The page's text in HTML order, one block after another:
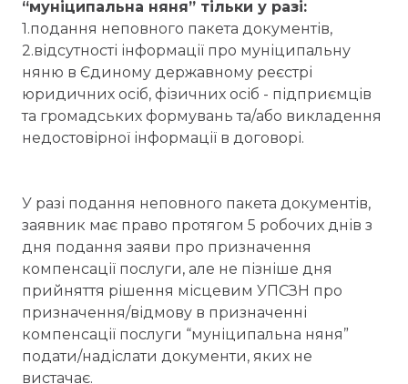
“муніципальна няня” тільки у разі:
1.подання неповного пакета документів,
2.відсутності інформації про муніципальну
няню в Єдиному державному реєстрі
юридичних осіб, фізичних осіб - підприємців
та громадських формувань та/або викладення
недостовірної інформації в договорі.
У разі подання неповного пакета документів,
заявник має право протягом 5 робочих днів з
дня подання заяви про призначення
компенсації послуги, але не пізніше дня
прийняття рішення місцевим УПСЗН про
призначення/відмову в призначенні
компенсації послуги “муніципальна няня”
подати/надіслати документи, яких не
вистачає.